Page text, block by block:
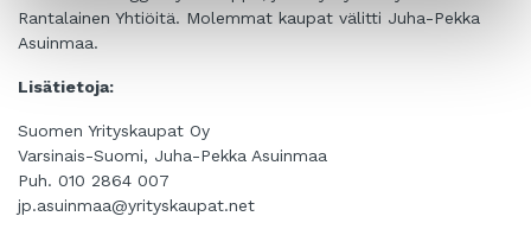
Rantalainen Yhtiöitä. Molemmat kaupat välitti Juha-Pekka
Asuinmaa.
Lisätietoja:
Suomen Yrityskaupat Oy
Varsinais-Suomi, Juha-Pekka Asuinmaa
Puh. 010 2864 007
jp.asuinmaa@yrityskaupat.net